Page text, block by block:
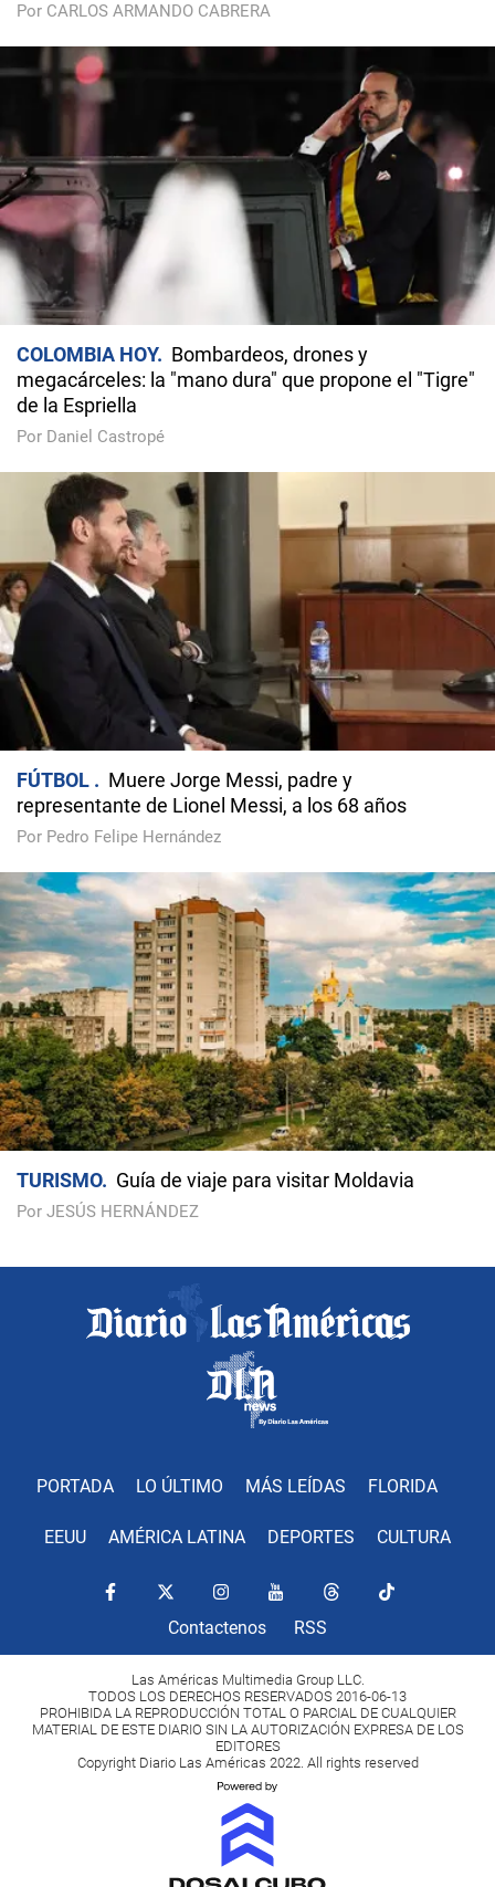
Por CARLOS ARMANDO CABRERA
COLOMBIA HOY
Bombardeos, drones y
megacárceles: la "mano dura" que propone el "Tigre"
de la Espriella
Por Daniel Castropé
FÚTBOL
Muere Jorge Messi, padre y
representante de Lionel Messi, a los 68 años
Por Pedro Felipe Hernández
TURISMO Guía de viaje para visitar Moldavia
Por JESÚS HERNÁNDEZ
PORTADA LO ÚLTIMO MÁS LEÍDAS FLORIDA
EEUU AMÉRICA LATINA DEPORTES CULTURA
Contactenos RSS
Las Américas Multimedia Group LLC.
TODOS LOS DERECHOS RESERVADOS 2016-06-13
PROHIBIDA LA REPRODUCCIÓN TOTAL O PARCIAL DE CUALQUIER
MATERIAL DE ESTE DIARIO SIN LA AUTORIZACIÓN EXPRESA DE LOS
EDITORES
Copyright Diario Las Américas 2022. All rights reserved